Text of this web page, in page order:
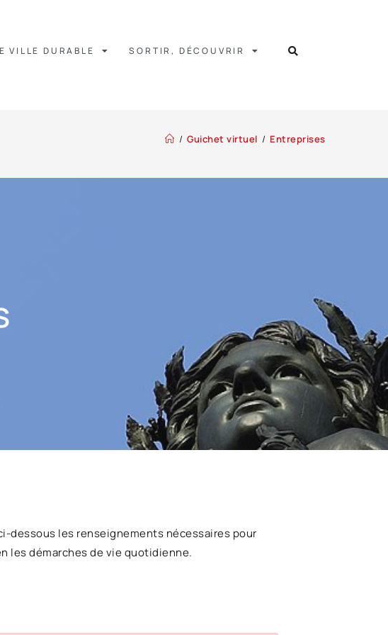
VILLE DURABLE SORTIR, DÉCOUVRIR
/ Guichet virtuel / Entreprises
dessous les renseignements nécessaires pour
les démarches de vie quotidienne.